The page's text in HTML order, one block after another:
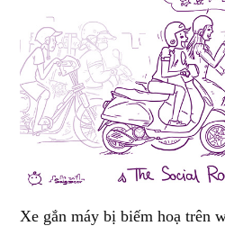
Xe gắn máy bị biếm hoạ trên